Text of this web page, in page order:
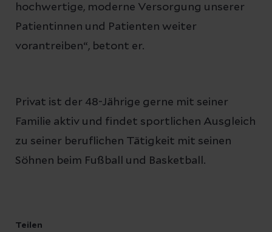
hochwertige, moderne Versorgung unserer
Patientinnen und Patienten weiter
vorantreiben“, betont er.
Privat ist der 48-Jährige gerne mit seiner
Familie aktiv und findet sportlichen Ausgleich
zu seiner beruflichen Tätigkeit mit seinen
Söhnen beim Fußball und Basketball.
Teilen